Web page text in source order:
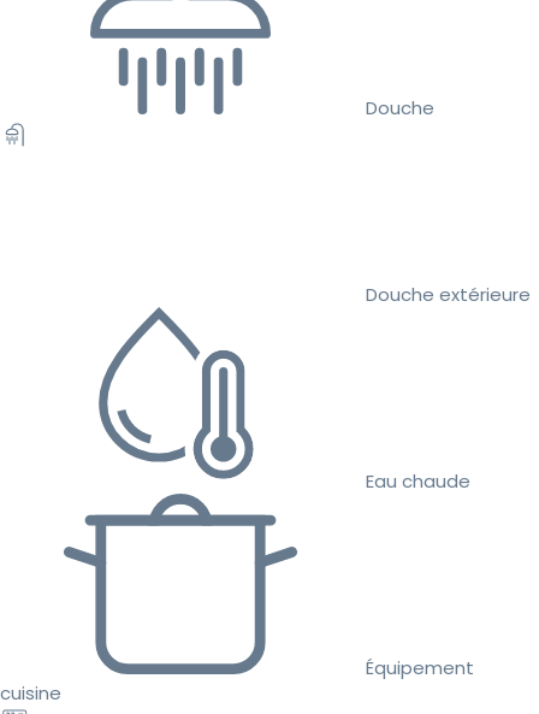
Douche
Douche extérieure
Eau chaude
Équipement
cuisine